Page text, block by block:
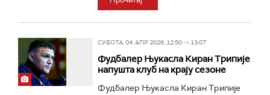
СУБОТА, 04. АПР 2026, 12:50 -> 13:07
Фудбалер Њукасла Киран Трипије
напушта клуб на крају сезоне
Фудбалер Њукасла Киран Трипије